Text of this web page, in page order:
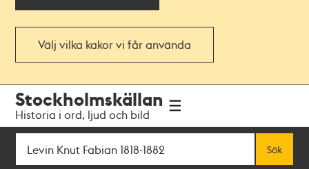
Välj vilka kakor vi får använda
navigationen
huvudinnehållet
Stockholmskällan
Historia i ord, ljud och bild
Sök
Sök